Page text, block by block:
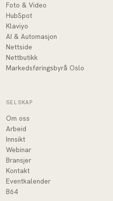
Foto & Video
HubSpot
Klaviyo
AI & Automasjon
Nettside
Nettbutikk
Markedsføringsbyrå Oslo
SELSKAP
Om oss
Arbeid
Innsikt
Webinar
Bransjer
Kontakt
Eventkalender
B64